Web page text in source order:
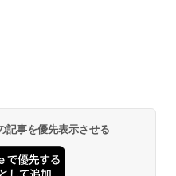
記事を優先表示させる